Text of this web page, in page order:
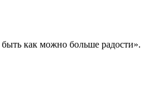
как можно больше радости».